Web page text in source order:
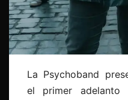
La Psychoband
el primer